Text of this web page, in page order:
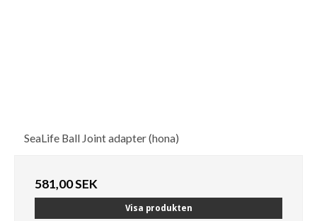
SeaLife Ball Joint adapter (hona)
581,00 SEK
Visa produkten